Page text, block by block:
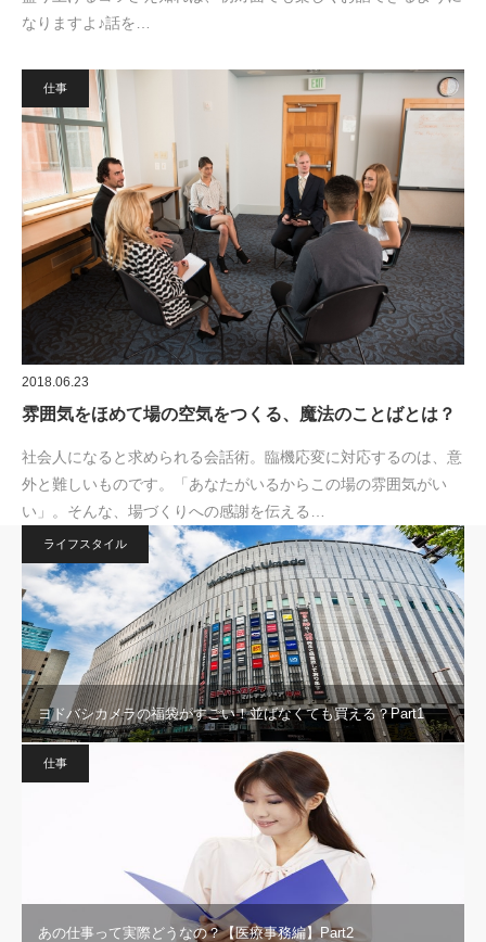
なりますよ♪話を…
仕事
2018.06.23
雰囲気をほめて場の空気をつくる、魔法のことばとは？
社会人になると求められる会話術。臨機応変に対応するのは、意
外と難しいものです。「あなたがいるからこの場の雰囲気がい
い」。そんな、場づくりへの感謝を伝える…
ライフスタイル
ヨドバシカメラの福袋がすごい！並ばなくても買える？Part1
仕事
あの仕事って実際どうなの？【医療事務編】Part2